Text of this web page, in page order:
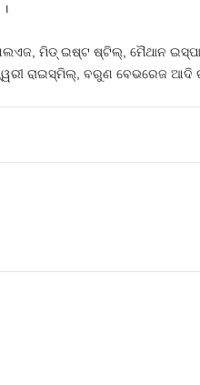
ମିଡ୍‍ ଇଷ୍ଟ ଷ୍ଟିଲ୍‍, ମୈଥାନ
ରାଇସ୍‍ମିଲ୍‍, ବରୁଣ ବେଭରେଜ ଆଦି